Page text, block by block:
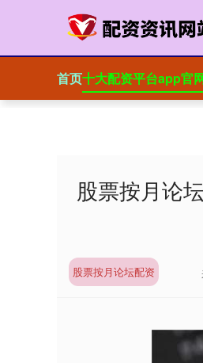
首页十大配资平台app官
股票按月论
股票按月论坛配资